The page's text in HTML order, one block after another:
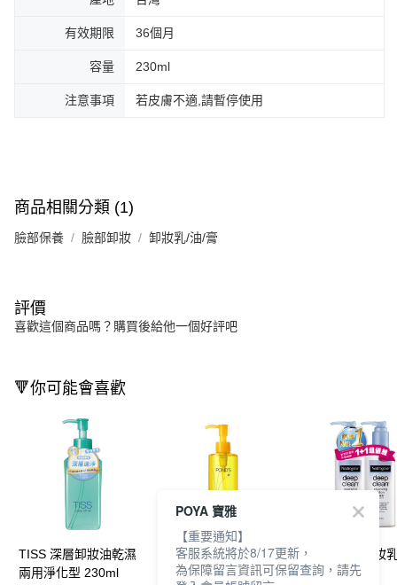
有效期限 36個月
容量 230ml
注意事項 若皮膚不適,請暫停使用
商品相關分類 (1)
臉部保養 臉部卸妝 卸妝乳/油/膏
評價
喜歡這個商品嗎？購買後給他一個好評吧
🔻你可能會喜歡
TISS 深層卸妝油乾濕
兩用淨化型 230ml
旁氏深層淨顏卸妝油
175g-N
露得清深層卸妝
200ml-2入
POYA 寶雅
【重要通知】
客服系統將於8/17更新，
為保障留言資訊可保留查詢，請先